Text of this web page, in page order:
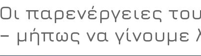
Οι παρενέργειες
– μήπως να γίνουμε